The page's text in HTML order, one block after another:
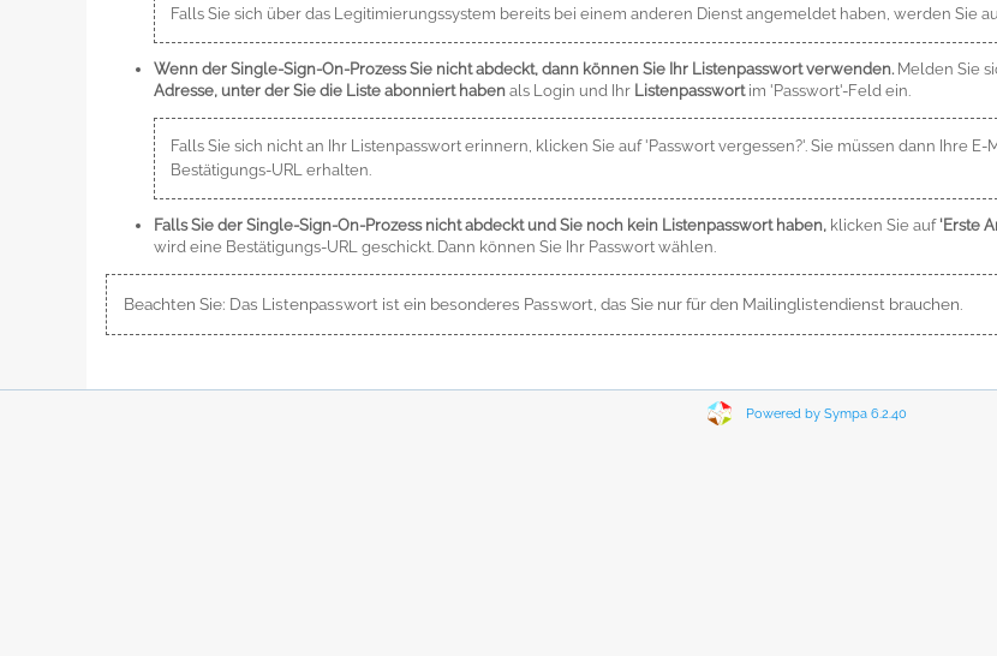
Falls Sie sich über das Legitimierungssystem bereits bei einem anderen Dienst angemeldet haben, werden Sie
Wenn der Single-Sign-On-Prozess Sie nicht abdeckt, dann können Sie Ihr Listenpasswort verwenden. Melden Sie
Adresse, unter der Sie die Liste abonniert haben als Login und Ihr Listenpasswortim 'Passwort'-Feld ein.
Falls Sie sich nicht an Ihr Listenpasswort erinnern, klicken Sie auf 'Passwort vergessen?'. Sie müssen dann Ihre
Bestätigungs-URL erhalten.
Falls Sie der Single-Sign-On-Prozess nicht abdeckt und Sie noch kein Listenpasswort haben, klicken Sie auf 'Erste
wird eine Bestätigungs-URL geschickt. Dann können Sie Ihr Passwort wählen.
Beachten Sie: Das Listenpasswort ist ein besonderes Passwort, das Sie nur für den Mailinglistendienst brauchen.
Powered by Sympa 6.2.40